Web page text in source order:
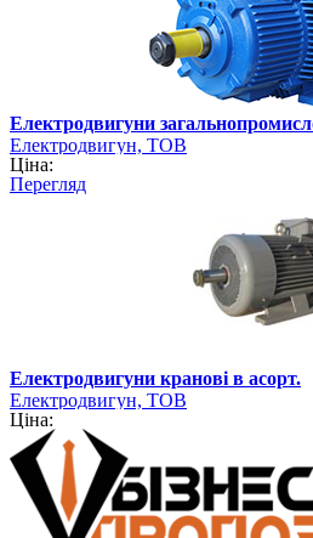
Електродвигуни
Електродвигун, ТОВ
Ціна:
Перегляд
Електродвигуни кранові в асорт.
Електродвигун, ТОВ
Ціна: